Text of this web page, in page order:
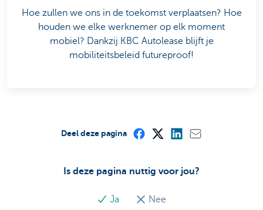
Hoe zullen we ons in de toekomst verplaatsen? Hoe
houden we elke werknemer op elk moment
mobiel? Dankzij KBC Autolease blijft je
mobiliteitsbeleid futureproof!
Is deze pagina nuttig voor jou?
Ja Nee
Deel deze pagina